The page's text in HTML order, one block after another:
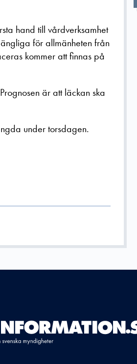
hand till vårdverksamhet
för allmänheten från
kommer att finnas på
är att läckan ska
under torsdagen.